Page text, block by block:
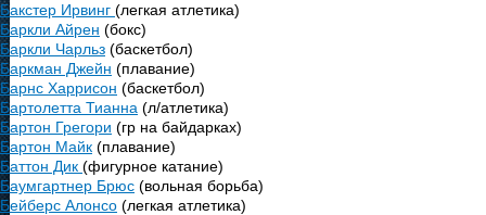
Бакстер Ирвинг (легкая атлетика)
Баркли Айрен (бокс)
Баркли Чарльз (баскетбол)
Баркман Джейн (плавание)
Барнс Харрисон (баскетбол)
Бартолетта Тианна (л/атлетика)
Бартон Грегори (гр на байдарках)
Бартон Майк (плавание)
Баттон Дик (фигурное катание)
Баумгартнер Брюс (вольная борьба)
Бейберс Алонсо (легкая атлетика)